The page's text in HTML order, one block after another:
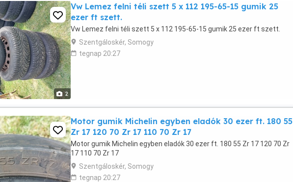
2
Vw Lemez felni téli szett 5 x 112 195-65-15 gumik 25
ezer ft szett.
Vw Lemez felni téli szett 5 x 112 195-65-15 gumik 25 ezer ft szett.
Szentgáloskér, Somogy
tegnap 20:27
Motor gumik Michelin egyben eladók 30 ezer ft. 180 55
Zr 17 120 70 Zr 17 110 70 Zr 17
Motor gumik Michelin egyben eladók 30 ezer ft. 180 55 Zr 17 120 70 Zr
17 110 70 Zr 17
Szentgáloskér, Somogy
tegnap 20:27